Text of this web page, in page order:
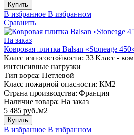
Купить
В избранное В избранном
Сравнить
На заказ
Ковровая плитка Balsan «Stoneage 450»
Класс износостойкости: 33 Класс -
интенсивные нагрузки
Тип ворса: Петлевой
Класс пожарной опасности: КМ2
Страна производства: Франция
Наличие товара: На заказ
5 485 руб./м2
Купить
В избранное В избранном